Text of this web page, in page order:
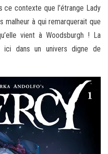
ce contexte que l’étrange Lady
malheur à qui remarquerait que
vient à Woodsburgh ! La
ici dans un univers digne de